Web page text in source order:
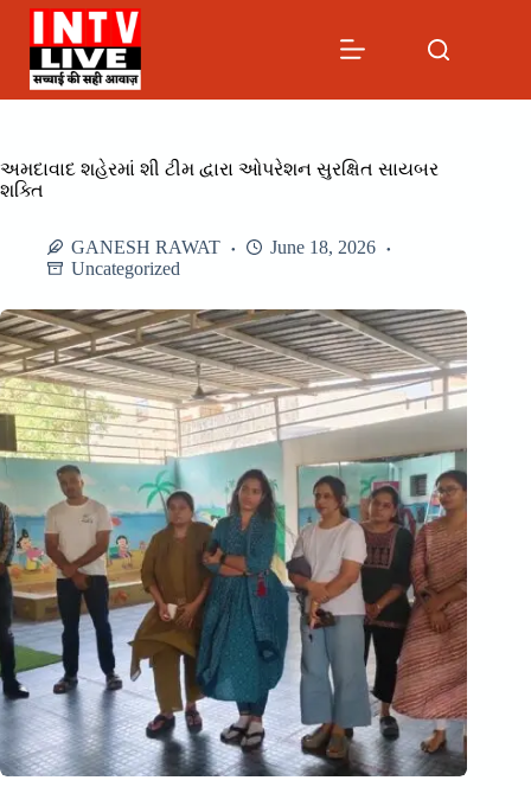
Skip
content
અમદાવાદ શહેરમાં શી ટીમ દ્વારા ઓપરેશન સુરક્ષિત સાયબર
શક્તિ
GANESH RAWAT
June 18, 2026
Uncategorized